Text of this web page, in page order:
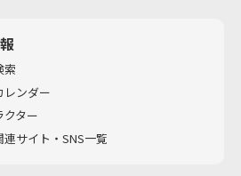
索
レンダー
クター
連サイト・SNS一覧